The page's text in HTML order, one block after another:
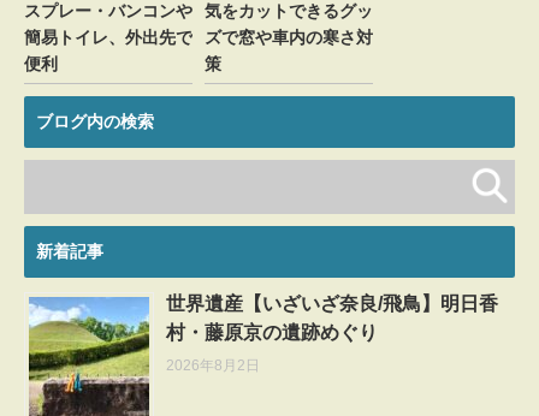
スプレー・バンコンや
簡易トイレ、外出先で
便利
気をカットできるグッ
ズで窓や車内の寒さ対
策
ブログ内の検索
新着記事
世界遺産【いざいざ奈良/飛鳥】明日香
村・藤原京の遺跡めぐり
2026年8月2日